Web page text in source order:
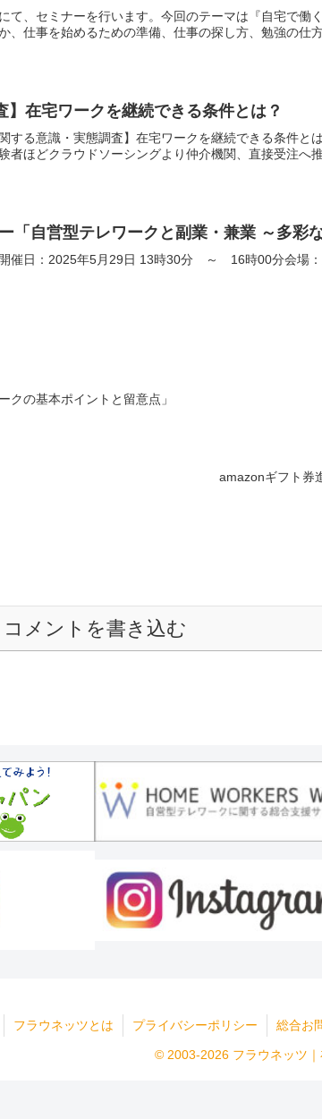
て、セミナーを行います。今回のテーマは『自宅で働
、仕事を始めるための準備、仕事の探し方、勉強の仕
】在宅ワークを継続できる条件とは？
する意識・実態調査】在宅ワークを継続できる条件と
者ほどクラウドソーシングより仲介機関、直接受注へ
「自営型テレワークと副業・兼業 ～多彩
開催日：2025年5月29日 13時30分 ～ 16時00分会
クの基本ポイントと留意点」
amazonギフト
コメントを書き込む
フラウネッツとは プライバシーポリシー 総合お
© 2003-2026 フラウネッツ